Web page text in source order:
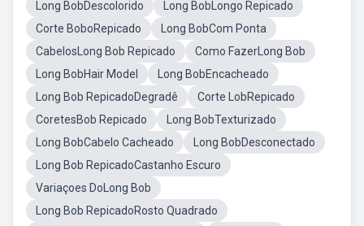
Long BobDescolorido
Long BobLongo Repicado
Corte BoboRepicado
Long BobCom Ponta
CabelosLong Bob Repicado
Como FazerLong Bob
Long BobHair Model
Long BobEncacheado
Long Bob RepicadoDegradê
Corte LobRepicado
CoretesBob Repicado
Long BobTexturizado
Long BobCabelo Cacheado
Long BobDesconectado
Long Bob RepicadoCastanho Escuro
Variaçoes DoLong Bob
Long Bob RepicadoRosto Quadrado